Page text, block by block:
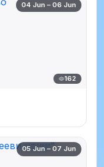
04 Jun – 06 Jun
162
05 Jun – 07 Jun